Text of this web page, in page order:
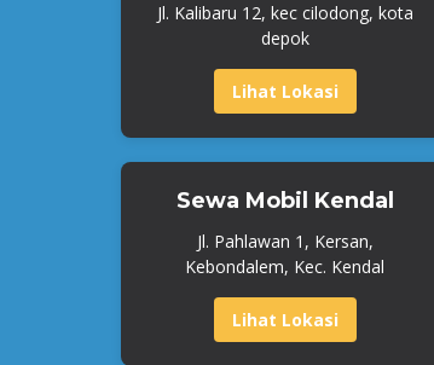
Jl. Kalibaru 12, kec cilodong, kota
depok
Lihat Lokasi
Sewa Mobil Kendal
Jl. Pahlawan 1, Kersan,
Kebondalem, Kec. Kendal
Lihat Lokasi